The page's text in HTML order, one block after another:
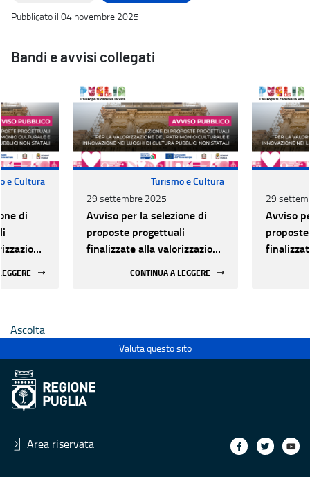
Pubblicato il 04 novembre 2025
Bandi e avvisi collegati
e Cultura
di
Turismo e Cultura
29 settembre 2025
Avviso per la selezione di
proposte progettuali
finalizzate alla valorizzazione
CONTINUA A LEGGERE
29
Avviso
Ascolta
Valuta questo sito
Area riservata